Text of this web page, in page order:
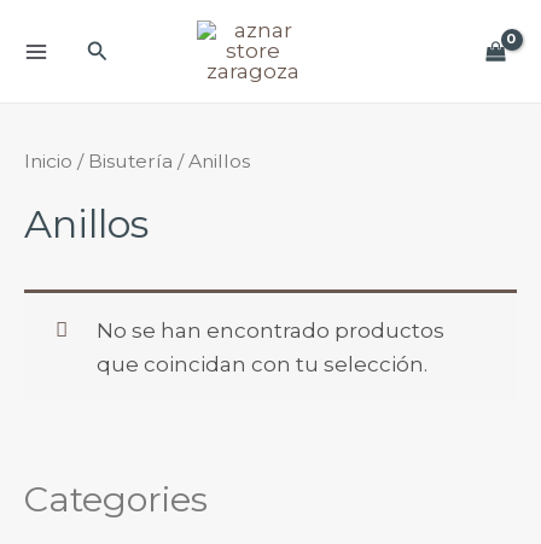
Buscar
Categories
Inicio / Bisutería / Anillos
Anillos
No se han encontrado productos
que coincidan con tu selección.